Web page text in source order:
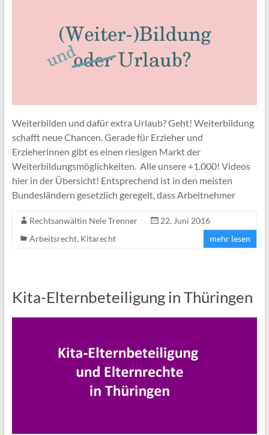
Weiterbilden und dafür extra Urlaub? Geht! Weiterbildung
schafft neue Chancen. Gerade für Erzieher und
Erzieherinnen gibt es einen riesigen Markt der
Weiterbildungsmöglichkeiten. Alle unsere +1.000! Videos
hier in der Übersicht! Entsprechend ist in den meisten
Bundesländern gesetzlich geregelt, dass Arbeitnehmer
Rechtsanwältin Nele Trenner
22. Juni 2016
Arbeitsrecht, Kitarecht mehr lesen
Kita-Elternbeteiligung in Thüringen